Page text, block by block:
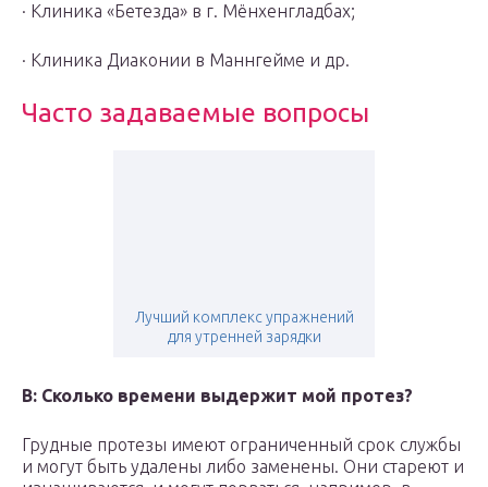
· Клиника «Бетезда» в г. Мёнхенгладбах;
· Клиника Диаконии в Маннгейме и др.
Часто задаваемые вопросы
Лучший комплекс упражнений
для утренней зарядки
В: Сколько времени выдержит мой протез?
Грудные протезы имеют ограниченный срок службы
и могут быть удалены либо заменены. Они стареют и